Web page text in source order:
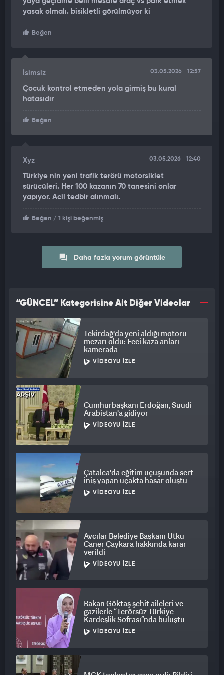
yasak olmalı. bisikletli görülmüyor ki
Beğen
İsimsiz 03.05.2026 12:57
Çocuk kontrol etmeden yola girmiş bu kural
hatasıdır
Beğen
Xyz 03.05.2026 12:40
Türkiye nin yeni trafik terörü motorsiklet
sürücüleri. Her 100 kazanın 70 tanesini onlar
yapıyor. Acil tedbir alınmalı.
Beğen / 1 kişi beğenmiş
Daha fazla yorum görüntüle
“GÜNCEL” Kategorisine Ait Diğer Videolar
Tekirdağ'da yeni aldığı motoru
mezarı oldu: Feci kaza anları
kamerada
VIDEOYU İZLE
Cumhurbaşkanı Erdoğan, Suudi
Arabistan'a gidiyor
VIDEOYU İZLE
Çatalca'da eğitim uçuşunda sert
iniş yapan uçakta hasar oluştu
VIDEOYU İZLE
Avcılar Belediye Başkanı Utku
Caner Çaykara hakkında karar
verildi
VIDEOYU İZLE
Bakan Göktaş şehit aileleri ve
gazilerle “Terörsüz Türkiye
Kardeşlik Sofrası”nda buluştu
VIDEOYU İZLE